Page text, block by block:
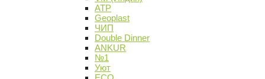
АТР
Geoplast
ЧИП
Double Dinner
ANKUR
№1
Уют